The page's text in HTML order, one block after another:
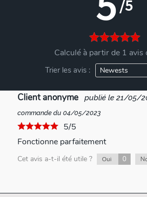
/5
Calculé à partir de 1 avis
Trier les avis :
Client anonyme publié le 21/05/
commande du 04/05/2023
5/5
Fonctionne parfaitement
Cet avis a-t-il été utile ? Oui 0